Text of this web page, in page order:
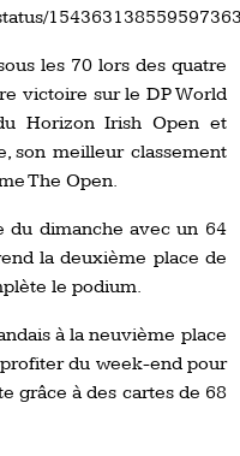
les 70 lors des quatre
victoire sur le DP World
Horizon Irish Open et
son meilleur classement
The Open.
du dimanche avec un 64
la deuxième place de
le podium.
à la neuvième place
du week-end pour
grâce à des cartes de 68